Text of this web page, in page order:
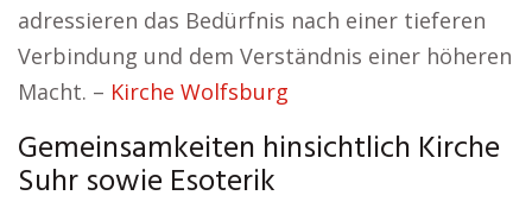
adressieren das Bedürfnis nach einer tieferen
Verbindung und dem Verständnis einer höheren
Macht. – Kirche Wolfsburg
Gemeinsamkeiten hinsichtlich Kirche
Suhr sowie Esoterik